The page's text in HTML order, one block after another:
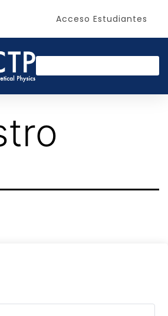
Acceso Estudiantes